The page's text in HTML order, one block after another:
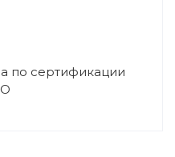
по сертификации